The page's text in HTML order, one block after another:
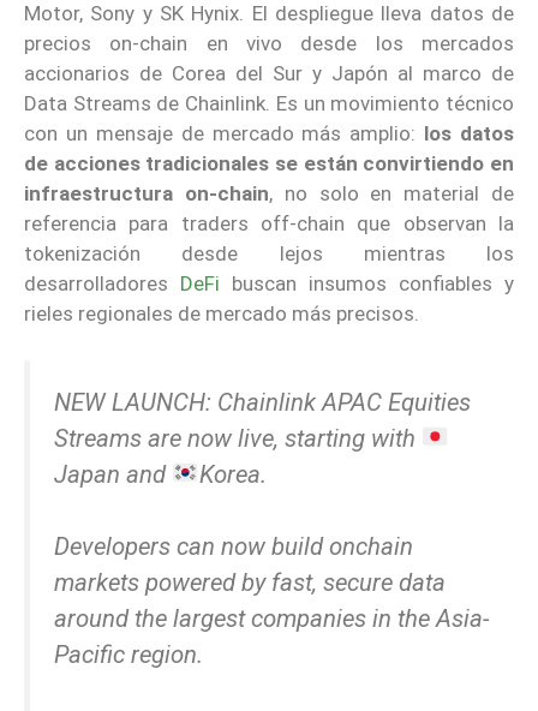
Motor, Sony y SK Hynix. El despliegue lleva datos de
precios on-chain en vivo desde los mercados
accionarios de Corea del Sur y Japón al marco de
Data Streams de Chainlink. Es un movimiento técnico
con un mensaje de mercado más amplio: los datos
de acciones tradicionales se están convirtiendo en
infraestructura on-chain, no solo en material de
referencia para traders off-chain que observan la
tokenización desde lejos mientras los
desarrolladores DeFi buscan insumos confiables y
rieles regionales de mercado más precisos.
NEW LAUNCH: Chainlink APAC Equities
Streams are now live, starting with
Japan and
Korea.
Developers can now build onchain
markets powered by fast, secure data
around the largest companies in the Asia-
Pacific region.